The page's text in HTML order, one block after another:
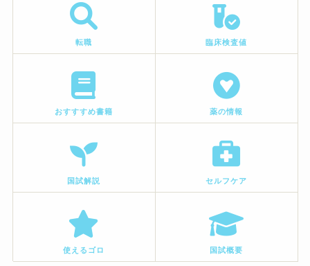
転職 臨床検査値
おすすすめ書籍 薬の情報
国試解説 セルフケア
使えるゴロ 国試概要